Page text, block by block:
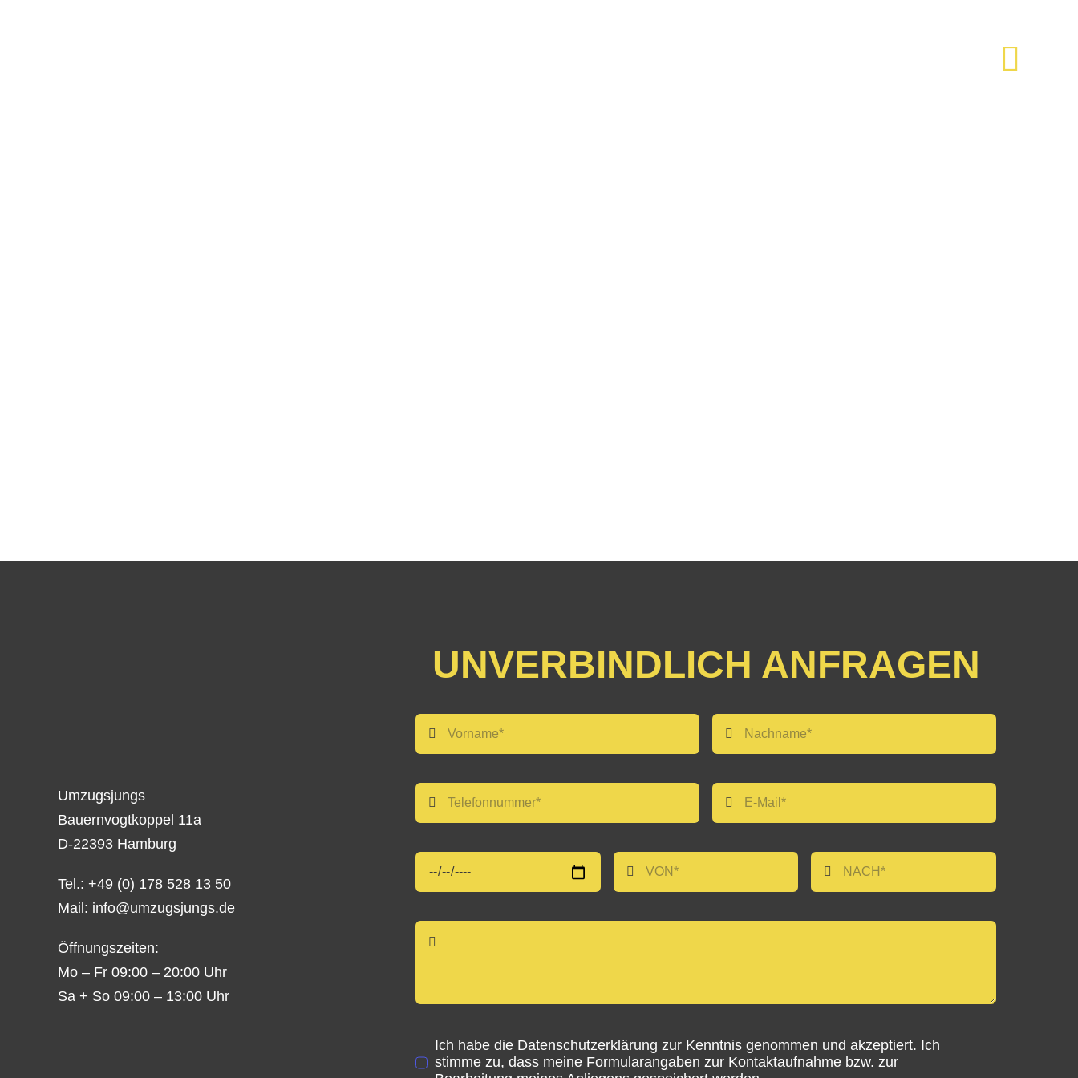
Umzugsjungs
Bauernvogtkoppel 11a
D-22393 Hamburg
Tel.: +49 (0) 178 528 13 50
Mail: info@umzugsjungs.de
Öffnungszeiten:
Mo – Fr 09:00 – 20:00 Uhr
Sa + So 09:00 – 13:00 Uhr
UNVERBINDLICH ANFRAGEN
Ich habe die Datenschutzerklärung zur Kenntnis genommen und akzeptiert. Ich
stimme zu, dass meine Formularangaben zur Kontaktaufnahme bzw. zur